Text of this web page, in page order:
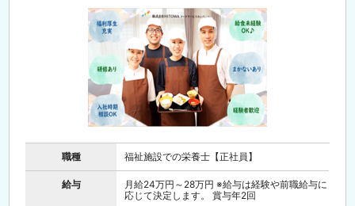
職種 福祉施設での栄養士【正社員】
給与
月給24万円～28万円 ※給与は経験や前職給与に
応じて決定します。 賞与年2回